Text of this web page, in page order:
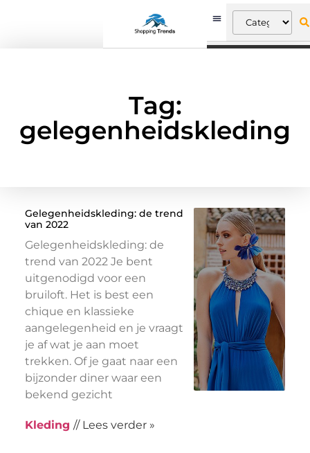
Tag:
gelegenheidskleding
Gelegenheidskleding: de trend
van 2022
Gelegenheidskleding: de
trend van 2022 Je bent
uitgenodigd voor een
bruiloft. Het is best een
chique en klassieke
aangelegenheid en je vraagt
je af wat je aan moet
trekken. Of je gaat naar een
bijzonder diner waar een
bekend gezicht
Kleding // Lees verder »